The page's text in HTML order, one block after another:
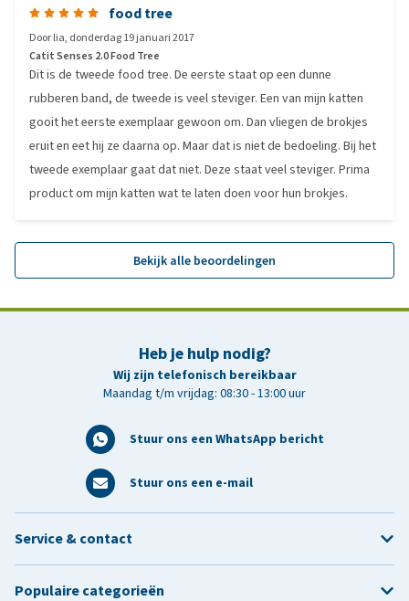
food tree
Doorlia, donderdag 19 januari 2017
Catit Senses 2.0 Food Tree
Dit is de tweede food tree. De eerste staat op een dunne
rubberen band, de tweede is veel steviger. Een van mijn katten
gooit het eerste exemplaar gewoon om. Dan vliegen de brokjes
eruit en eet hij ze daarna op. Maar dat is niet de bedoeling. Bij het
tweede exemplaar gaat dat niet. Deze staat veel steviger. Prima
product om mijn katten wat te laten doen voor hun brokjes.
Bekijk alle beoordelingen
Heb je hulp nodig?
Wij zijn telefonisch bereikbaar
Maandag t/m vrijdag: 08:30 - 13:00 uur
Stuur ons een WhatsApp bericht
Stuur ons een e-mail
Service & contact
Populaire categorieën